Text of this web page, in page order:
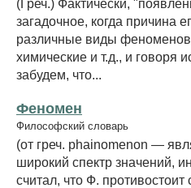
загадочное, когда причина
различные виды феноменов,
химические и т.д., и говоря
забудем, что...
Феномен
Философский словарь
(от греч. phainomenon —
широкий спектр значений,
считал, что Ф.